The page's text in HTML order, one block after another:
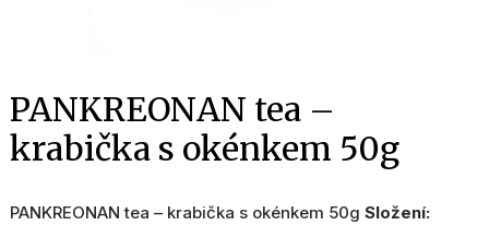
PANKREONAN tea –
krabička s okénkem 50g
PANKREONAN tea – krabička s okénkem 50g Složení: